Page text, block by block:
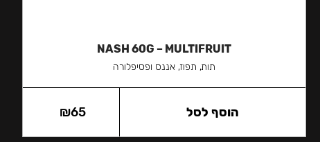
NASH 60G – MULTIFRUIT
תות, תפוז, אננס ופסיפלורה
₪65 הוסף לסל